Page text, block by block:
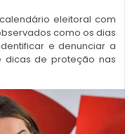
eleitoral com
como os dias
e denunciar a
dicas de proteção nas